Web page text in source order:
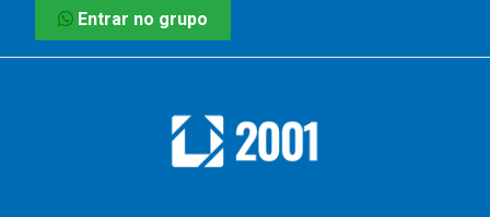
Entrar no grupo